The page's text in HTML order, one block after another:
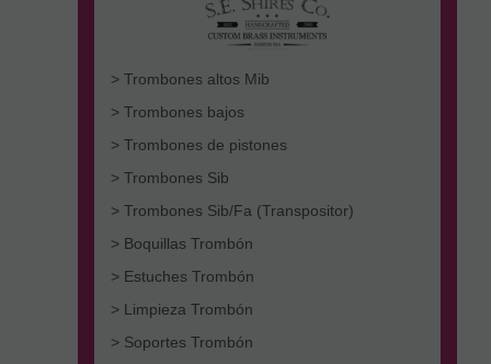
> Trombones altos Mib
> Trombones bajos
> Trombones de pistones
> Trombones Sib
> Trombones Sib/Fa (Transpositor)
> Boquillas Trombón
> Estuches Trombón
> Limpieza Trombón
> Soportes Trombón